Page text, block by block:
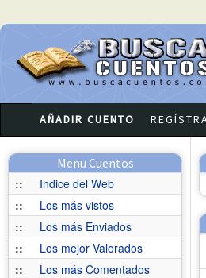
AÑADIR CUENTO
Menu Cuentos
::
Indice del Web
::
Los más vistos
::
Los más Enviados
::
Los mejor Valorados
::
Los más Comentados